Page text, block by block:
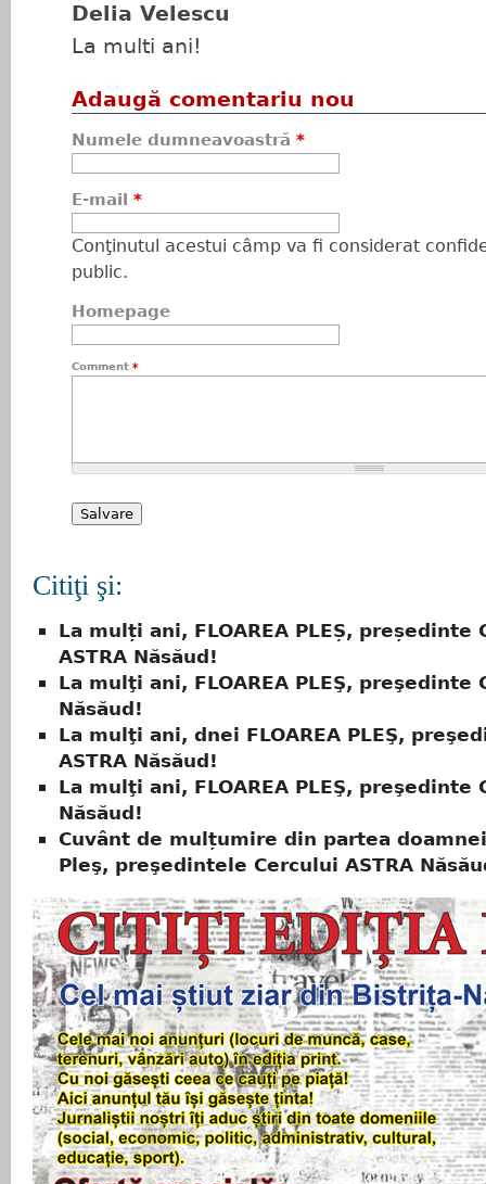
Delia Velescu
La multi ani!
Adaugă comentariu nou
Numele dumneavoastră *
E-mail *
Conţinutul acestui câmp va fi considerat
public.
Homepage
Comment *
Citiţi şi:
La mulți ani, FLOAREA PLEȘ, președinte
ASTRA Năsăud!
La mulţi ani, FLOAREA PLEŞ, preşedinte
Năsăud!
La mulţi ani, dnei FLOAREA PLEŞ,
ASTRA Năsăud!
La mulţi ani, FLOAREA PLEŞ, preşedinte
Năsăud!
Cuvânt de mulțumire din partea
Pleş, preşedintele Cercului ASTRA